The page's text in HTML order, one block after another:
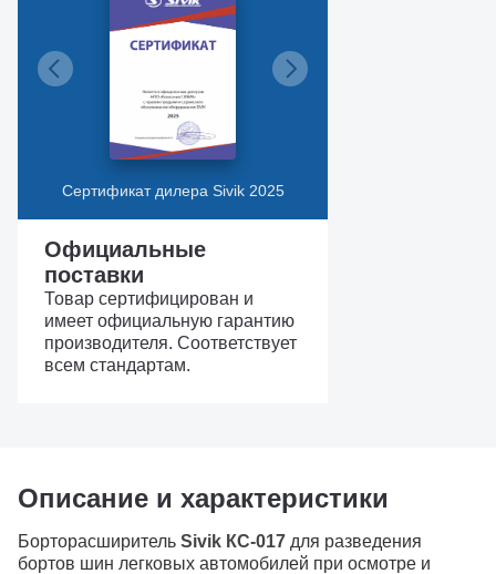
Сертификат дилера Sivik 2025
Официальные
поставки
Товар сертифицирован и
имеет официальную гарантию
производителя. Соответствует
всем стандартам.
Описание и характеристики
Борторасширитель Sivik КС-017 для разведения
бортов шин легковых автомобилей при осмотре и